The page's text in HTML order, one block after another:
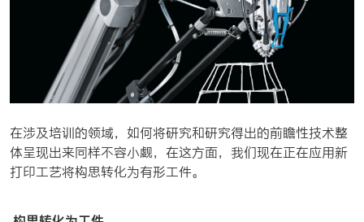
在涉及培训的领域，如何将研究和研究得出的前瞻性技术整
体呈现出来同样不容小觑，在这方面，我们现在正在应用新
打印工艺将构思转化为有形工件。